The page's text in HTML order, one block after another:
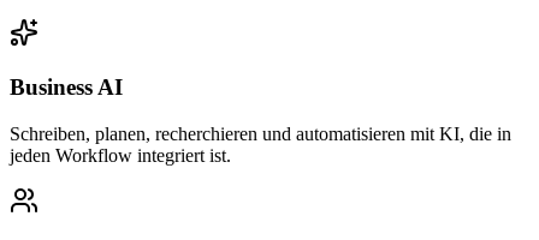
Business AI
Schreiben, planen, recherchieren und automatisieren mit KI, die in
jeden Workflow integriert ist.